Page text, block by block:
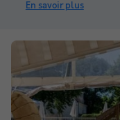
En savoir plus